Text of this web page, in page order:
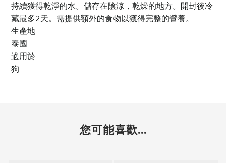
持續獲得乾淨的水。儲存在陰涼，乾燥的地方。開封後冷
藏最多2天。需提供額外的食物以獲得完整的營養。
生產地
泰國
適用於
狗
您可能喜歡...